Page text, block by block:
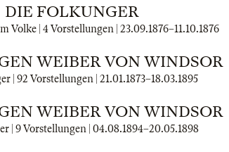
DIE FOLKUNGER
Volke | 4 Vorstellungen | 23.09.1876–11.10.1876
WEIBER VON WINDSOR
| 92 Vorstellungen | 21.01.1873–18.03.1895
WEIBER VON WINDSOR
| 9 Vorstellungen | 04.08.1894–20.05.1898